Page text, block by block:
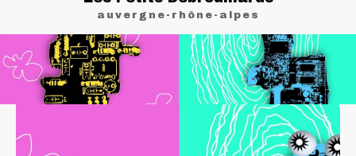
auvergne-rhône-alpes